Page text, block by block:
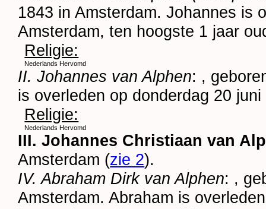
1843 inAmsterdam. Johannes is
Amsterdam, ten hoogste 1 jaar
Religie:
Nederlands Hervomd
II. Johannes van Alphen: ,
is overleden op donderdag 20
Religie:
Nederlands Hervomd
III. Johannes Christiaan van
Amsterdam (zie 2).
IV. Abraham Dirk van Alphen: ,
Amsterdam. Abraham is